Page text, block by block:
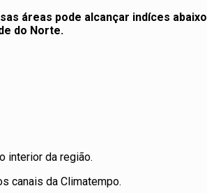
áreas pode alcançar indíces
do Norte.
interior da região.
canais da Climatempo.